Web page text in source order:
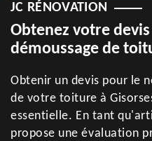
JC RÉNOVATION
Obtenez votre
démoussage de
Obtenir un devis pour le
de votre toiture à
essentielle. En tant
propose une évaluation